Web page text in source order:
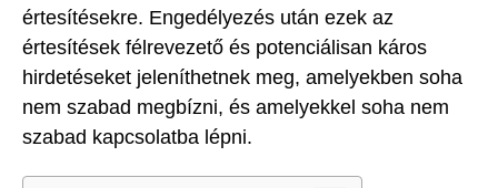
értesítésekre. Engedélyezés után ezek az
értesítések félrevezető és potenciálisan káros
hirdetéseket jeleníthetnek meg, amelyekben soha
nem szabad megbízni, és amelyekkel soha nem
szabad kapcsolatba lépni.